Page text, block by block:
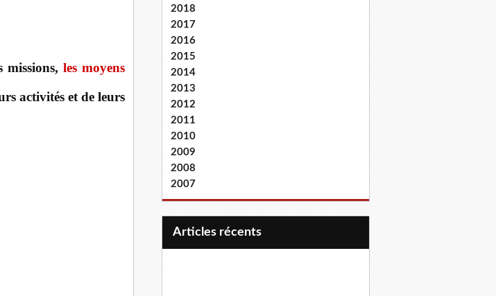
missions,les moyens
activités et de leurs
2018
2017
2016
2015
2014
2013
2012
2011
2010
2009
2008
2007
articles récents